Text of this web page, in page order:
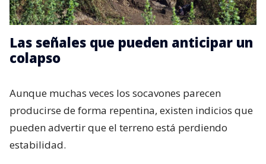
Las señales que pueden anticipar un
colapso
Aunque muchas veces los socavones parecen
producirse de forma repentina, existen indicios que
pueden advertir que el terreno está perdiendo
estabilidad.